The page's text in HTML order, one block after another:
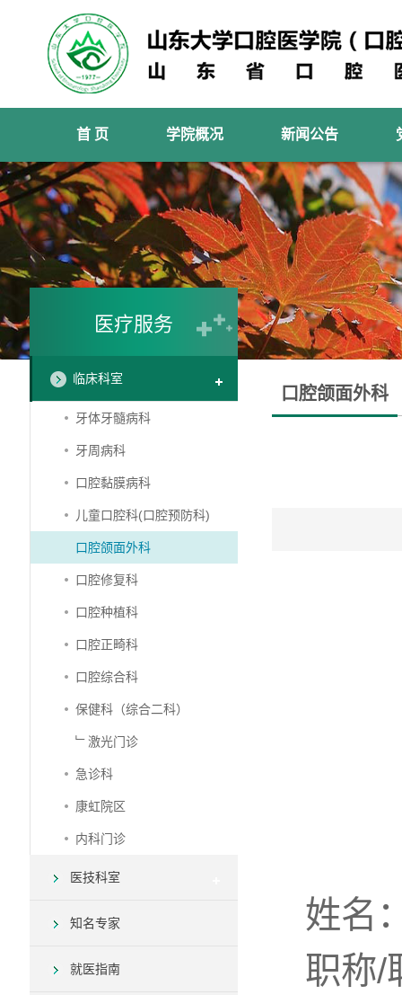
首 页 学院概况 新闻公告
医疗服务
临床科室
牙体牙髓病科
牙周病科
口腔黏膜病科
儿童口腔科(口腔预防科)
口腔颌面外科
口腔修复科
口腔种植科
口腔正畸科
口腔综合科
保健科（综合二科）
﹂激光门诊
急诊科
康虹院区
内科门诊
医技科室
知名专家
就医指南
口腔颌面外科
姓名
职称/